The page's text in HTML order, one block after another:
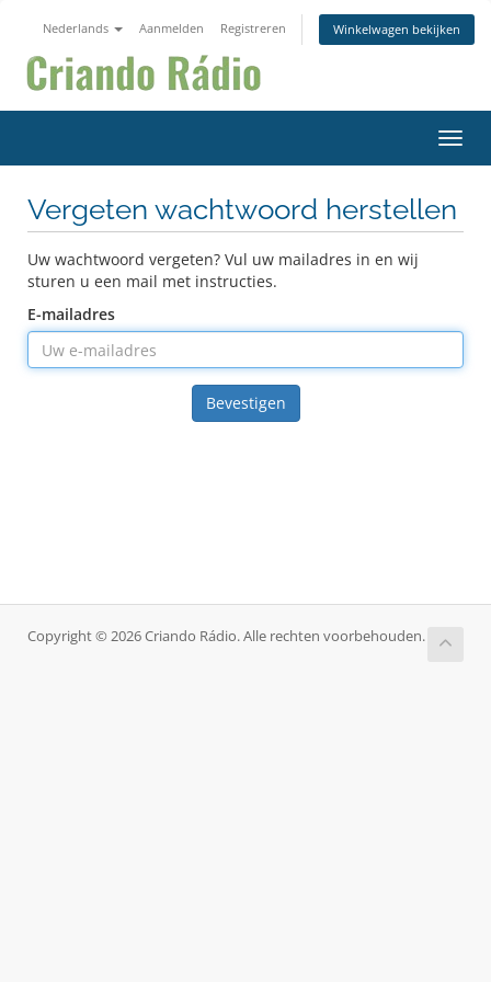
Nederlands Aanmelden Registreren Winkelwagen bekijken
Vergeten wachtwoord herstellen
Uw wachtwoord vergeten? Vul uw mailadres in en wij
sturen u een mail met instructies.
E-mailadres
Bevestigen
Copyright © 2026 Criando Rádio. Alle rechten voorbehouden.